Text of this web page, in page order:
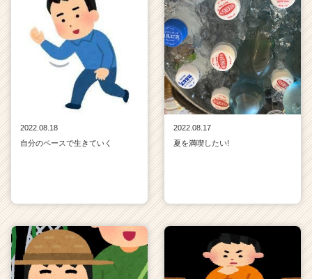
2022.08.18
自分のペースで生きていく
2022.08.17
夏を満喫したい!